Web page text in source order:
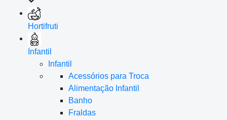
Hortifruti
Infantil
Infantil
Acessórios para Troca
Alimentação Infantil
Banho
Fraldas